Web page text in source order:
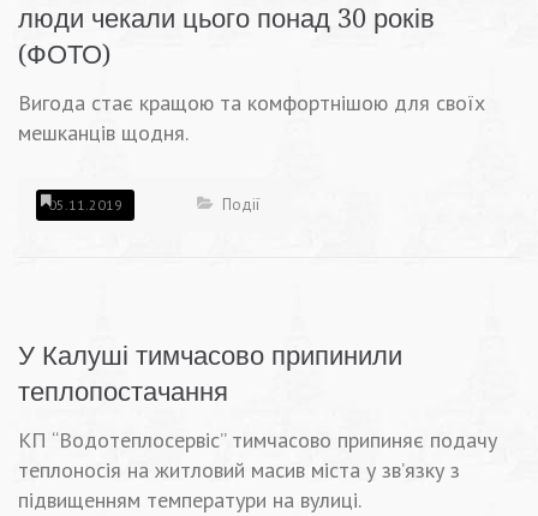
люди чекали цього понад 30 років
(ФОТО)
Вигода стає кращою та комфортнішою для своїх
мешканців щодня.
05.11.2019 Події
У Калуші тимчасово припинили
теплопостачання
КП “Водотеплосервіс” тимчасово припиняє подачу
теплоносія на житловий масив міста у зв’язку з
підвищенням температури на вулиці.